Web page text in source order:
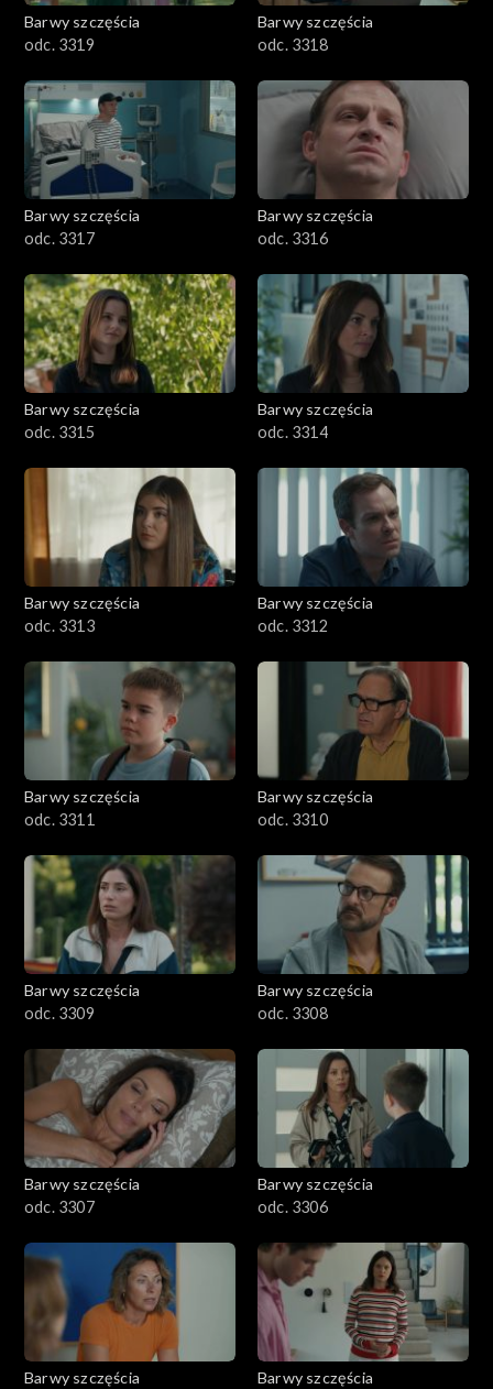
Barwy szczęścia
odc. 3319
Barwy szczęścia
odc. 3318
Barwy szczęścia
odc. 3317
Barwy szczęścia
odc. 3316
Barwy szczęścia
odc. 3315
Barwy szczęścia
odc. 3314
Barwy szczęścia
odc. 3313
Barwy szczęścia
odc. 3312
Barwy szczęścia
odc. 3311
Barwy szczęścia
odc. 3310
Barwy szczęścia
odc. 3309
Barwy szczęścia
odc. 3308
Barwy szczęścia
odc. 3307
Barwy szczęścia
odc. 3306
Barwy szczęścia
Barwy szczęścia